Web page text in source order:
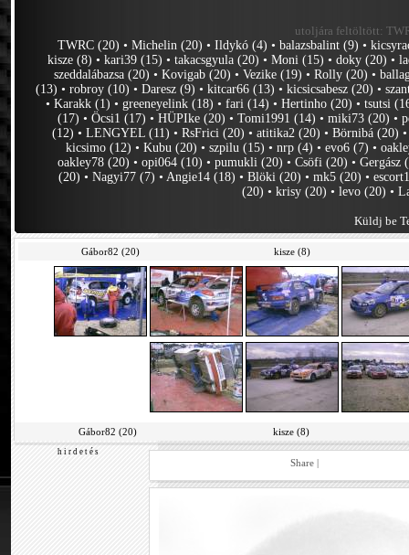
utoljára feltöltött:
TWRC (20) •Michelin (20) •Ildykó (4) •balazsbalint (9) •
kisze (8) •kari39 (15) •takacsgyula (20) •Moni (15) •doky (20) •
szeddalábazsa (20) •Kovigab (20) •Vezike (19) •Rolly (20) •
(13) •robroy (10) •Daresz (9) •kitcar66 (13) •kicsicsabesz (20) •
•Karakk (1) •greeneyelink (18) •fari (14) •Hertinho (20) •tsutsi
(17) •Öcsi1 (17) •HÜPIke (20) •Tomi1991 (14) •miki73 (20) •
(12) •LENGYEL (11) •RsFrici (20) •atitika2 (20) •Börnibá (20)
kicsimo (12) •Kubu (20) •szpilu (15) •nrp (4) •evo6 (7) •
oakley78 (20) •opi064 (10) •pumukli (20) •Csöfi (20) •Gergász
(20) •Nagyi77 (7) •Angie14 (18) •Blöki (20) •mk5 (20) •
(20) •krisy (20) •levo (20) •
Küldj be
Gábor82 (20) kisze (8)
Gábor82 (20) kisze (8)
h i r d e t é s
Share |